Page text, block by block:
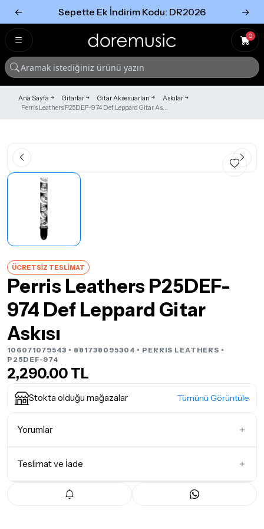
← Sepette Ek İndirim Kodu: DR2026 →
0
Ana Sayfa Gitarlar Gitar Aksesuarları
Askılar
Perris Leathers P25DEF-974 Def Leppard Gitar As...
ÜCRETSİZ TESLİMAT
Perris Leathers P25DEF-
974 Def Leppard Gitar
Askısı
106071079543 • 881738095304 • PERRIS LEATHERS •
P25DEF-974
2,290.00 TL
Stokta olduğu mağazalar Tümünü Görüntüle
Yorumlar
Teslimat ve İade
Teslimat Koşulları
Tümünü Gör
Tümünü gör